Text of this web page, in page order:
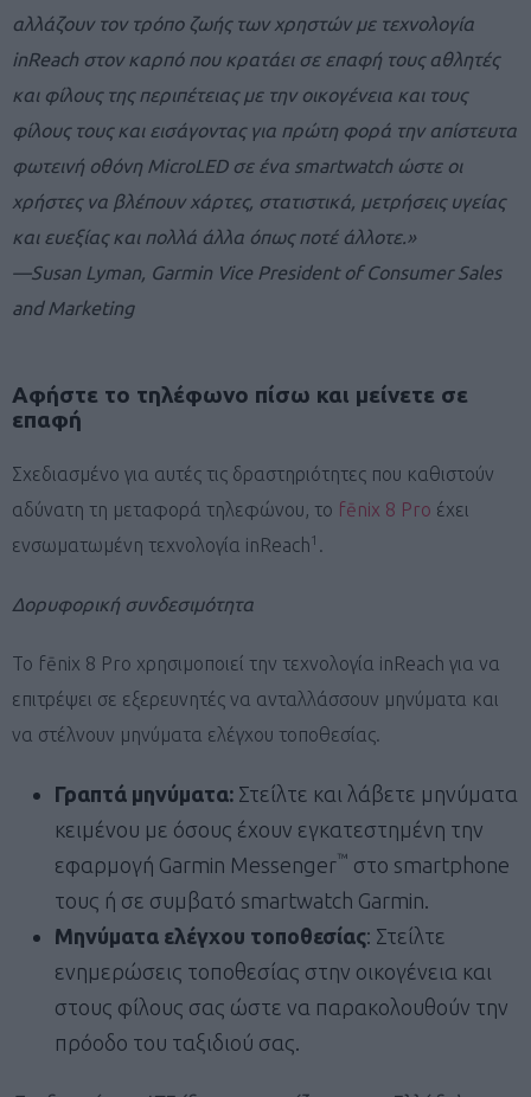
αλλάζουν τον τρόπο ζωής των χρηστών με τεχνολογία
inReach στον καρπό που κρατάει σε επαφή τους αθλητές
και φίλους της περιπέτειας με την οικογένεια και τους
φίλους τους και εισάγοντας για πρώτη φορά την απίστευτα
φωτεινή οθόνη MicroLED σε ένα smartwatch ώστε οι
χρήστες να βλέπουν χάρτες, στατιστικά, μετρήσεις υγείας
και ευεξίας και πολλά άλλα όπως ποτέ άλλοτε.»
—Susan Lyman, Garmin Vice President of Consumer Sales
and Marketing
Αφήστε το τηλέφωνο πίσω και μείνετε σε
επαφή
Σχεδιασμένο για αυτές τις δραστηριότητες που καθιστούν
αδύνατη τη μεταφορά τηλεφώνου, το fēnix 8 Pro έχει
ενσωματωμένη τεχνολογία inReach1 .
Δορυφορική συνδεσιμότητα
Το fēnix 8 Pro χρησιμοποιεί την τεχνολογία inReach για να
επιτρέψει σε εξερευνητές να ανταλλάσσουν μηνύματα και
να στέλνουν μηνύματα ελέγχου τοποθεσίας.
Γραπτά μηνύματα: Στείλτε και λάβετε μηνύματα
κειμένου με όσους έχουν εγκατεστημένη την
εφαρμογή Garmin Messenger™ στο smartphone
τους ή σε συμβατό smartwatch Garmin.
Μηνύματα ελέγχου τοποθεσίας: Στείλτε
ενημερώσεις τοποθεσίας στην οικογένεια και
στους φίλους σας ώστε να παρακολουθούν την
πρόοδο του ταξιδιού σας.